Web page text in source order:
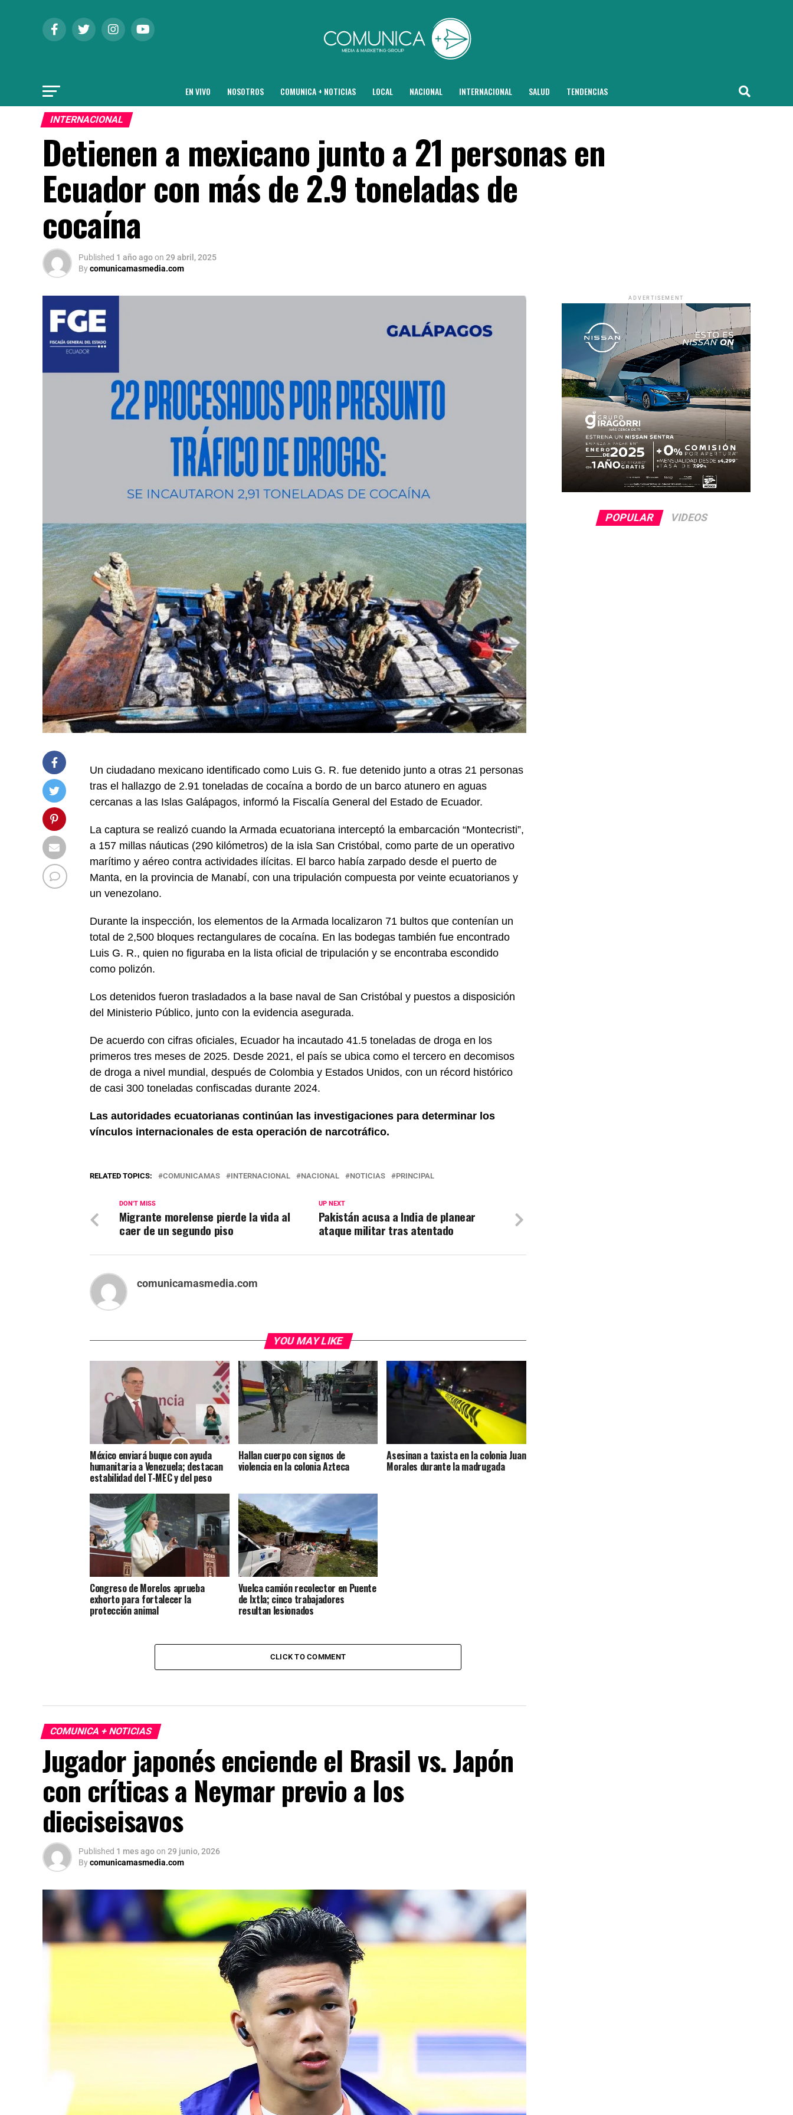
EN VIVO NOSOTROS COMUNICA + NOTICIAS LOCAL NACIONAL INTERNACIONAL SALUD TENDENCIAS
INTERNACIONAL
Detienen a mexicano junto a 21 personas en
Ecuador con más de 2.9 toneladas de
cocaína
Published 1 año agoon 29 abril, 2025
Bycomunicamasmedia.com
Un ciudadano mexicano identificado como Luis G. R. fue detenido junto a otras 21 personas
tras el hallazgo de 2.91 toneladas de cocaína a bordo de un barco atunero en aguas
cercanas a las Islas Galápagos, informó la Fiscalía General del Estado de Ecuador.
La captura se realizó cuando la Armada ecuatoriana interceptó la embarcación “Montecristi”,
a 157 millas náuticas (290 kilómetros) de la isla San Cristóbal, como parte de un operativo
marítimo y aéreo contra actividades ilícitas. El barco había zarpado desde el puerto de
Manta, en la provincia de Manabí, con una tripulación compuesta por veinte ecuatorianos y
un venezolano.
Durante la inspección, los elementos de la Armada localizaron 71 bultos que contenían un
total de 2,500 bloques rectangulares de cocaína. En las bodegas también fue encontrado
Luis G. R., quien no figuraba en la lista oficial de tripulación y se encontraba escondido
como polizón.
Los detenidos fueron trasladados a la base naval de San Cristóbal y puestos a disposición
del Ministerio Público, junto con la evidencia asegurada.
De acuerdo con cifras oficiales, Ecuador ha incautado 41.5 toneladas de droga en los
primeros tres meses de 2025. Desde 2021, el país se ubica como el tercero en decomisos
de droga a nivel mundial, después de Colombia y Estados Unidos, con un récord histórico
de casi 300 toneladas confiscadas durante 2024.
Las autoridades ecuatorianas continúan las investigaciones para determinar los
vínculos internacionales de esta operación de narcotráfico.
RELATED TOPICS: COMUNICAMAS INTERNACIONAL NACIONAL NOTICIAS PRINCIPAL
UP NEXT
Pakistán acusa a India de planear
ataque militar tras atentado
DON'T MISS
Migrante morelense pierde la vida al
caer de un segundo piso
comunicamasmedia.com
YOU MAY LIKE
México enviará buque con ayuda
humanitaria a Venezuela; destacan
estabilidad del T-MEC y del peso
Hallan cuerpo con signos de
violencia en la colonia Azteca
Asesinan a taxista en la colonia Juan
Morales durante la madrugada
Congreso de Morelos aprueba
exhorto para fortalecer la
protección animal
Vuelca camión recolector en Puente
de Ixtla; cinco trabajadores
resultan lesionados
CLICK TO COMMENT
COMUNICA + NOTICIAS
Jugador japonés enciende el Brasil vs. Japón
con críticas a Neymar previo a los
dieciseisavos
Published 1 mes agoon 29 junio, 2026
Bycomunicamasmedia.com
ADVERTISEMENT
POPULAR VIDEOS